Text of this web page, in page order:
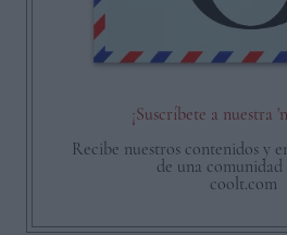
¡Suscríbete a nuestra
Recibe nuestros contenidos y
de una comunidad
coolt.com